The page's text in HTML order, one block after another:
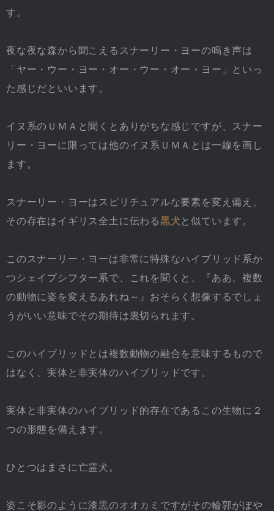
す。
夜な夜な森から聞こえるスナーリー・ヨーの鳴き声は
「ヤー・ウー・ヨー・オー・ウー・オー・ヨー」といっ
た感じだといいます。
イヌ系のＵＭＡと聞くとありがちな感じですが、スナー
リー・ヨーに限っては他のイヌ系ＵＭＡとは一線を画し
ます。
スナーリー・ヨーはスピリチュアルな要素を変え備え、
その存在はイギリス全土に伝わる黒犬と似ています。
このスナーリー・ヨーは非常に特殊なハイブリッド系か
つシェイプシフター系で、これを聞くと、『ああ、複数
の動物に姿を変えるあれね～』おそらく想像するでしょ
うがいい意味でその期待は裏切られます。
このハイブリッドとは複数動物の融合を意味するもので
はなく、実体と非実体のハイブリッドです。
実体と非実体のハイブリッド的存在であるこの生物に２
つの形態を備えます。
ひとつはまさに亡霊犬。
姿こそ影のように漆黒のオオカミですがその輪郭がぼや